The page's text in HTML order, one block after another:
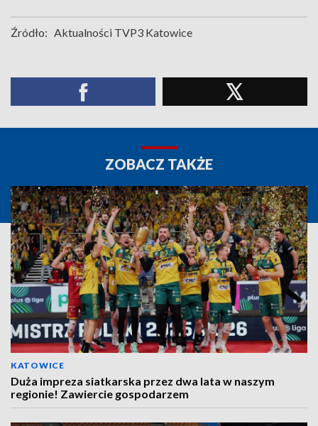
Źródło: Aktualności TVP3 Katowice
ZOBACZ TAKŻE
KATOWICE
Duża impreza siatkarska przez dwa lata w naszym
regionie! Zawiercie gospodarzem